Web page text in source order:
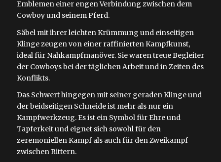
Emblemen einer engen Verbindung zwischen dem
Cowboy und seinem Pferd.
Säbel mit ihrer leichten Krümmung und einseitigen
Klinge zeugen von einer raffinierten Kampfkunst,
ideal für Nahkampfmanöver. Sie waren treue Begleiter
der Cowboys bei der täglichen Arbeit und in Zeiten des
Konflikts.
Das Schwert hingegen mit seiner geraden Klinge und
der beidseitigen Schneide ist mehr als nur ein
Kampfwerkzeug. Es ist ein Symbol für Ehre und
Tapferkeit und eignet sich sowohl für den
zeremoniellen Kampf als auch für den Zweikampf
zwischen Rittern.